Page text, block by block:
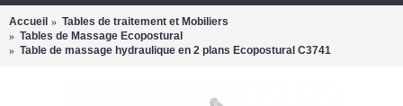
Accueil
Tables de traitement et Mobiliers
Tables de Massage Ecopostural
Table de massage hydraulique en 2 plans Ecopostural C3741